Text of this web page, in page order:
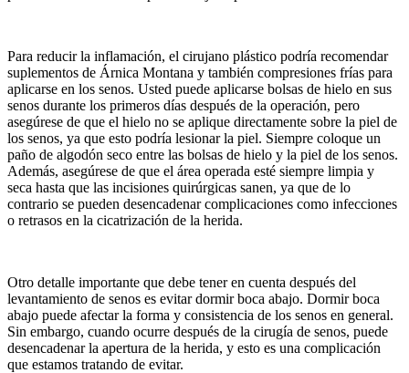
Para reducir la inflamación, el cirujano plástico podría recomendar
suplementos de Árnica Montana y también compresiones frías para
aplicarse en los senos. Usted puede aplicarse bolsas de hielo en sus
senos durante los primeros días después de la operación, pero
asegúrese de que el hielo no se aplique directamente sobre la piel de
los senos, ya que esto podría lesionar la piel. Siempre coloque un
paño de algodón seco entre las bolsas de hielo y la piel de los senos.
Además, asegúrese de que el área operada esté siempre limpia y
seca hasta que las incisiones quirúrgicas sanen, ya que de lo
contrario se pueden desencadenar complicaciones como infecciones
o retrasos en la cicatrización de la herida.
Otro detalle importante que debe tener en cuenta después del
levantamiento de senos es evitar dormir boca abajo. Dormir boca
abajo puede afectar la forma y consistencia de los senos en general.
Sin embargo, cuando ocurre después de la cirugía de senos, puede
desencadenar la apertura de la herida, y esto es una complicación
que estamos tratando de evitar.